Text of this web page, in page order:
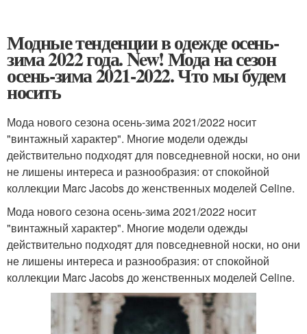
Модные тенденции в одежде осень-
зима 2022 года. New! Мода на сезон
осень-зима 2021-2022. Что мы будем
носить
Мода нового сезона осень-зима 2021/2022 носит
"винтажный характер". Многие модели одежды
действительно подходят для повседневной носки, но они
не лишены интереса и разнообразия: от спокойной
коллекции Marc Jacobs до женственных моделей Celine.
Мода нового сезона осень-зима 2021/2022 носит
"винтажный характер". Многие модели одежды
действительно подходят для повседневной носки, но они
не лишены интереса и разнообразия: от спокойной
коллекции Marc Jacobs до женственных моделей Celine.